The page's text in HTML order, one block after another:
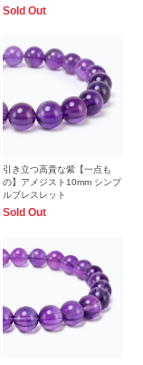
Sold Out
引き立つ高貴な紫【一点も
の】アメジスト10mm シンプ
ルブレスレット
Sold Out